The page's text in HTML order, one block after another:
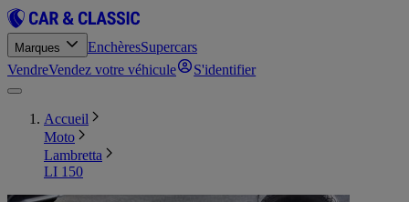
Marques EnchèresSupercars
VendreVendez votre véhicule S'identifier
Accueil
Moto
Lambretta
LI 150